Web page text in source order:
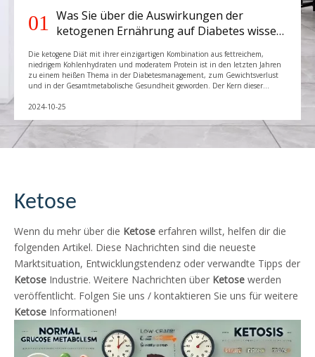
01
Was Sie über die Auswirkungen der
ketogenen Ernährung auf Diabetes wissen
Die ketogene Diät mit ihrer einzigartigen Kombination aus fettreichem,
niedrigem Kohlenhydraten und moderatem Protein ist in den letzten Jahren
zu einem heißen Thema in der Diabetesmanagement, zum Gewichtsverlust
und in der Gesamtmetabolische Gesundheit geworden. Der Kern dieser
reduzieren, dass der Körper in einen "ketogenen Zustand " eintritt, dh, um
2024-10-25
Ketose
Wenn du mehr über die Ketose erfahren willst, helfen dir die
folgenden Artikel. Diese Nachrichten sind die neueste
Marktsituation, Entwicklungstendenz oder verwandte Tipps der
Ketose Industrie. Weitere Nachrichten über Ketose werden
veröffentlicht. Folgen Sie uns / kontaktieren Sie uns für weitere
Ketose Informationen!